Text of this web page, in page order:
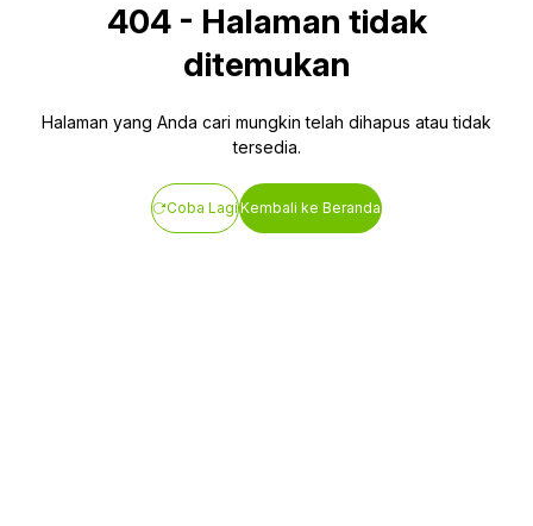
404- Halaman tidak
ditemukan
Halaman yang Anda cari mungkin telah dihapus atau tidak
tersedia.
Coba LagiKembali ke Beranda